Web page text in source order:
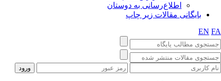
اطلاع‌رسانی به دوستان
بایگانی مقالات زیر چاپ
EN